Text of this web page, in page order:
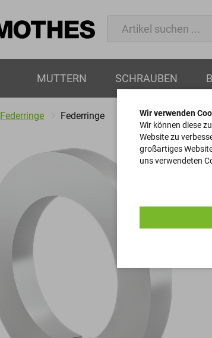
MUTTERN SCHRAUBEN
Federringe Federringe
Wir verwenden
Wir können diese
Website zu
großartiges
uns verwendeten